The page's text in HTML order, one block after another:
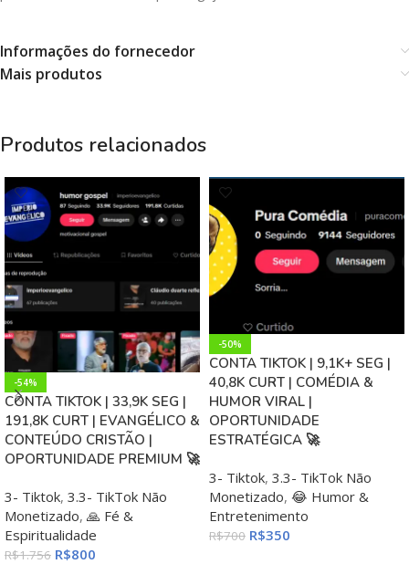
Informações do fornecedor
Mais produtos
Produtos relacionados
-54%
CONTA TIKTOK | 33,9K SEG |
191,8K CURT | EVANGÉLICO &
CONTEÚDO CRISTÃO |
OPORTUNIDADE PREMIUM 🚀
3- Tiktok, 3.3- TikTok Não
Monetizado, 🙏 Fé &
Espiritualidade
R$1.756 R$800
-50%
CONTA TIKTOK | 9,1K+ SEG |
40,8K CURT | COMÉDIA &
HUMOR VIRAL |
OPORTUNIDADE
ESTRATÉGICA 🚀
3- Tiktok, 3.3- TikTok Não
Monetizado, 😂 Humor &
Entretenimento
R$700 R$350